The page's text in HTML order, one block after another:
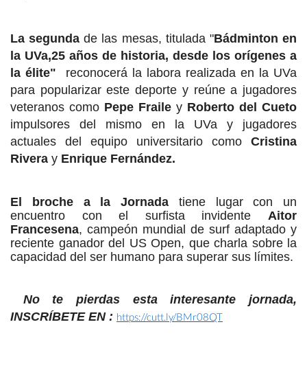
La segunda de las mesas, titulada "Bádminton en
la UVa,25 años de historia, desde los orígenes a
la élite" reconocerá la labora realizada en la UVa
para popularizar este deporte y reúne a jugadores
veteranos como Pepe Fraile y Roberto del Cueto
impulsores del mismo en la UVa y jugadores
actuales del equipo universitario como Cristina
Rivera y Enrique Fernández.
El broche a la Jornada tiene lugar con un
encuentro con el surfista invidente Aitor
Francesena, campeón mundial de surf adaptado y
reciente ganador del US Open, que charla sobre la
capacidad del ser humano para superar sus límites.
No te pierdas esta interesante jornada,
INSCRÍBETE EN : https://cutt.ly/BMr08QT